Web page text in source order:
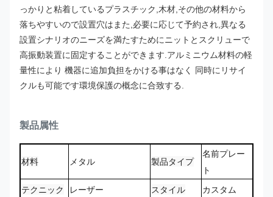
っかりと粘着しているプラスチック,木材,その他の材料から
落ちやすいので設置穴はまた,必要に応じて予約され,異なる
設置シナリオのニーズを満たすためにニットとスクリューで
高振動装置に固定することができます. アルミニウム材料の軽
量性により 機器に追加負担をかける事はなく 同時にリサイ
クルも可能です環境保護の概念に合致する.
製品属性
材料 メタル 製品タイプ
名前プレー
ト
テクニック
レーザー スタイル カスタム